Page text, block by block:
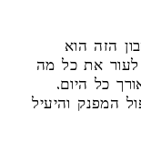
הזה הוא
את כל מה
כל היום.
המפנק והיעיל